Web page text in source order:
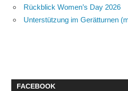
Rückblick Women’s Day 2026
Unterstützung im Gerätturnen
FACEBOOK